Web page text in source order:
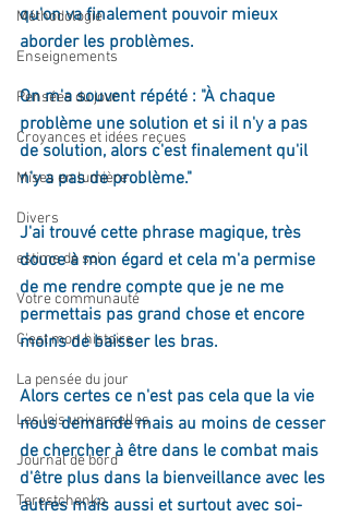
Méthodologie
Enseignements
Pensées du jour
Croyances et idées reçues
Mises en lumière
Divers
estime de soi
Votre communauté
C'est mon histoire
La pensée du jour
Les lois universelles
Journal de bord
Terestchenko
qu'on va finalement pouvoir mieux
aborder les problèmes.
On m'a souvent répété : "À chaque
problème une solution et si il n'y a pas
de solution, alors c'est finalement qu'il
n'y a pas de problème."
J'ai trouvé cette phrase magique, très
douce à mon égard et cela m'a permise
de me rendre compte que je ne me
permettais pas grand chose et encore
moins de baisser les bras.
Alors certes ce n'est pas cela que la vie
nous demande mais au moins de cesser
de chercher à être dans le combat mais
d'être plus dans la bienveillance avec les
autres mais aussi et surtout avec soi-